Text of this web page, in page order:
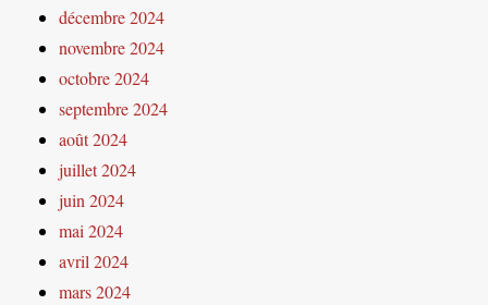
décembre 2024
novembre 2024
octobre 2024
septembre 2024
août 2024
juillet 2024
juin 2024
mai 2024
avril 2024
mars 2024